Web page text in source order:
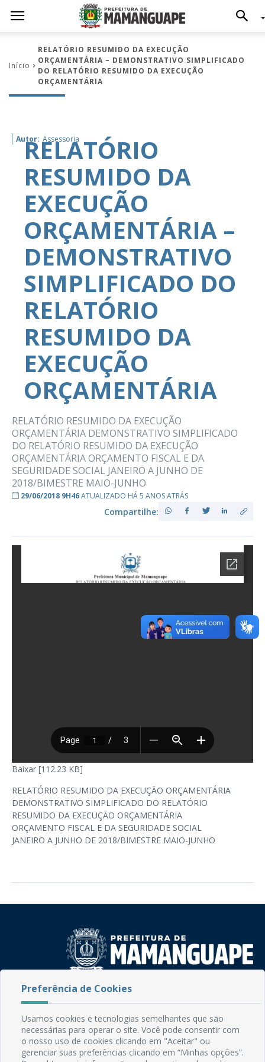
Início
RELATÓRIO RESUMIDO DA EXECUÇÃO
ORÇAMENTÁRIA – DEMONSTRATIVO SIMPLIFICADO
DO RELATÓRIO RESUMIDO DA EXECUÇÃO
ORÇAMENTÁRIA
Autor: Assessoria
RELATÓRIO
RESUMIDO DA
EXECUÇÃO
ORÇAMENTÁRIA –
DEMONSTRATIVO
SIMPLIFICADO DO
RELATÓRIO
RESUMIDO DA
EXECUÇÃO
ORÇAMENTÁRIA
RELATÓRIO RESUMIDO DA EXECUÇÃO
ORÇAMENTÁRIA DEMONSTRATIVO SIMPLIFICADO
DO RELATÓRIO RESUMIDO DA EXECUÇÃO
ORÇAMENTÁRIA ORÇAMENTO FISCAL E DA
SEGURIDADE SOCIAL JANEIRO A JUNHO DE
2018/BIMESTRE MAIO-JUNHO
29/06/2018 9H46ATUALIZADO HÁ 5 ANOS ATRÁS
Compartilhe:
Baixar [112.23 KB]
RELATÓRIO RESUMIDO DA EXECUÇÃO ORÇAMENTÁRIA
DEMONSTRATIVO SIMPLIFICADO DO RELATÓRIO
RESUMIDO DA EXECUÇÃO ORÇAMENTÁRIA
ORÇAMENTO FISCAL E DA SEGURIDADE SOCIAL
JANEIRO A JUNHO DE 2018/BIMESTRE MAIO-JUNHO
Rua do Imperador, 78, Centro
CEP: 58.280-000 - Mamanguape/PB
Fone: (83) 3292-2246
Email: comunicacao@mamanguape.pb.gov.br
Expediente: Segunda à Sexta, das 08h às 13h
Preferência de Cookies
Usamos cookies e tecnologias semelhantes que são
necessárias para operar o site. Você pode consentir com
o nosso uso de cookies clicando em "Aceitar" ou
gerenciar suas preferências clicando em “Minhas opções”.